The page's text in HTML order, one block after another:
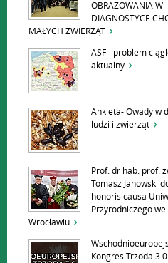
OBRAZOWANIA W
DIAGNOSTYCE
MAŁYCH ZWIERZĄT
ASF - problem
aktualny
Ankieta- Owady w
ludzi i zwierząt
Prof. dr hab. prof.
Tomasz Janowski
honoris causa
Przyrodniczego we
Wrocławiu
Kongres Trzoda 3.0